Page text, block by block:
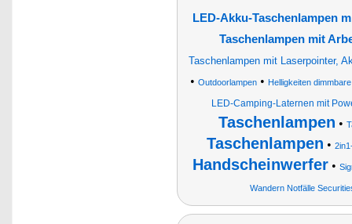
LED-Akku-Taschenlampen
Taschenlampen mit
Taschenlampen mit Laserpointer,
• Outdoorlampen• Helligkeiten
LED-Camping-Laternen mit
Taschenlampen •
Taschenlampen •
Handscheinwerfer•
Wandern Notfälle